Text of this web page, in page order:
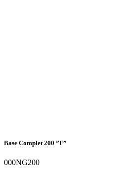
Base Complet 200 ”F”
000NG200